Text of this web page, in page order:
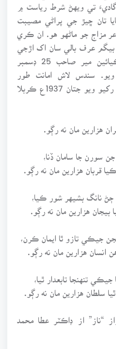
تي ويهڻ شرط رياست ۾
تان ڇيڙ جي پراڻي مصيبت
مزاج جو ماڻهو هو. ان ڪري
بيگم عرف بالي سان اک اڙجي
ويو. سندس لاش امانت طور
ڪوٽڏيجي جي امام بارگاه رکيو ويو جتان 1937ع ڪربلا
هزارين مان نه رڳو.
جن سورن جا سامان ڏنا،
قربان هزارين مان نه رڳو.
ڄڻ نانگ بشيهر شور ڪيا،
هزارين مان نه رڳو.
جيڪي تازو ٿا ايمان ڪرن،
انسان هزارين مان نه رڳو.
تنهنجا تابعدار ٿيا،
سلطان هزارين مان نه رڳو.
“ناز” از ڊاڪٽر عطا محمد